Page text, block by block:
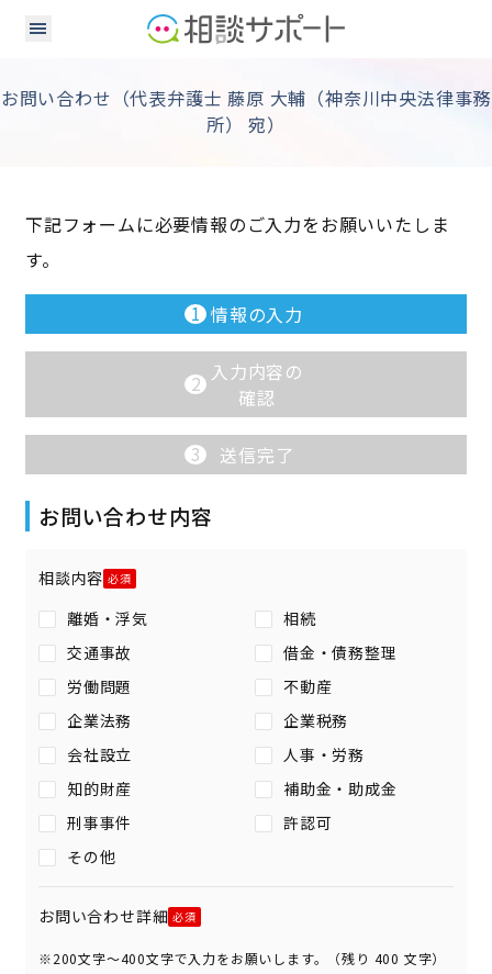
お問い合わせ（代表弁護士 藤原 大輔（神奈川中央法律事務
所） 宛）
下記フォームに必要情報のご入力をお願いいたしま
す。
1 情報の入力
2 入力内容の
確認
3 送信完了
お問い合わせ内容
相談内容
離婚・浮気
相続
交通事故
借金・債務整理
労働問題
不動産
企業法務
企業税務
会社設立
人事・労務
知的財産
補助金・助成金
刑事事件
許認可
その他
お問い合わせ詳細
※200文字〜400文字で入力をお願いします。（残り 400 文字）